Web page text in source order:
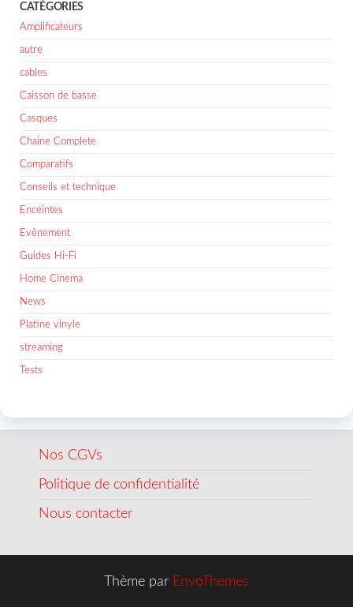
CATÉGORIES
Amplificateurs
autre
cables
Caisson de basse
Casques
Chaine Complete
Comparatifs
Conseils et technique
Enceintes
Evènement
Guides Hi-Fi
Home Cinema
News
Platine vinyle
streaming
Tests
Nos CGVs
Politique de confidentialité
Nous contacter
Thème par EnvoThemes